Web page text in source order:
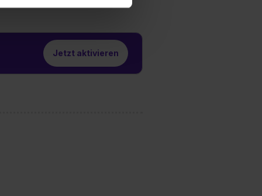
Media und Marketing“
a) DS-GVO). Die USA
dir erteilte Einwilligung
Jetzt aktivieren